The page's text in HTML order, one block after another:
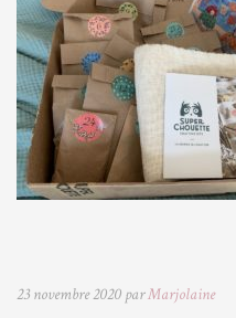
23 novembre 2020 parMarjolaine